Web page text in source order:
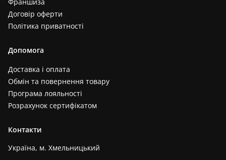
Договір оферти
Політика приватності
Допомога
Доставка і оплата
Обмін та повернення товару
Програма лояльності
Розрахунок сертифікатом
Контакти
Україна, м. Хмельницький